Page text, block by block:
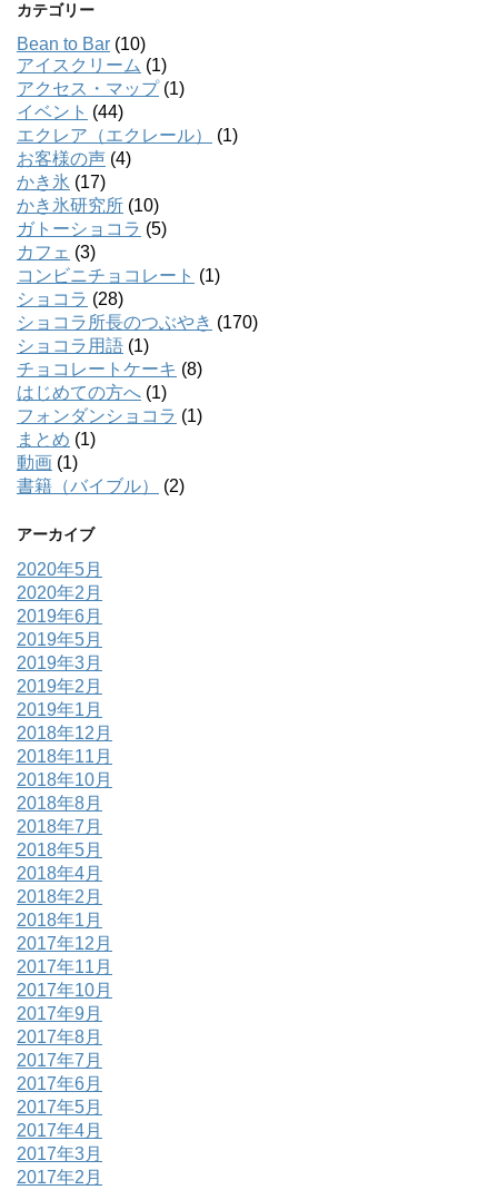
カテゴリー
Bean to Bar (10)
アイスクリーム (1)
アクセス・マップ(1)
イベント (44)
エクレア（エクレール）
(1)
お客様の声 (4)
かき氷 (17)
かき氷研究所 (10)
ガトーショコラ (5)
カフェ (3)
コンビニチョコレート (1)
ショコラ (28)
ショコラ所長のつぶやき (170)
ショコラ用語 (1)
チョコレートケーキ (8)
はじめての方へ (1)
フォンダンショコラ (1)
まとめ (1)
動画 (1)
書籍（バイブル）
(2)
アーカイブ
2020年5月
2020年2月
2019年6月
2019年5月
2019年3月
2019年2月
2019年1月
2018年12月
2018年11月
2018年10月
2018年8月
2018年7月
2018年5月
2018年4月
2018年2月
2018年1月
2017年12月
2017年11月
2017年10月
2017年9月
2017年8月
2017年7月
2017年6月
2017年5月
2017年4月
2017年3月
2017年2月